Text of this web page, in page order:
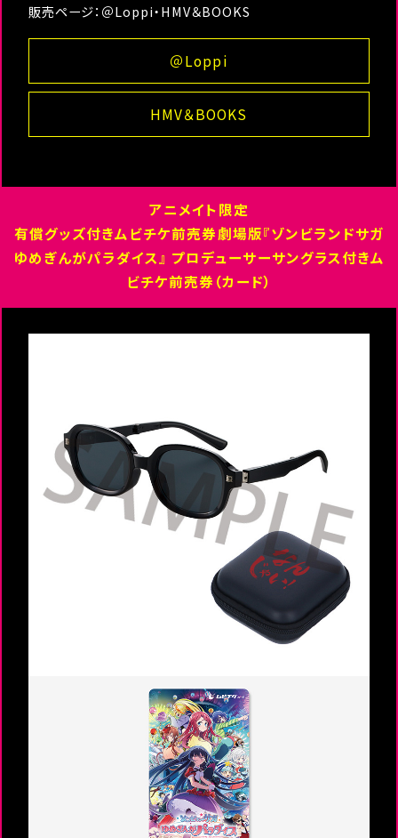
販売ページ：＠Loppi・HMV＆BOOKS
＠Loppi
HMV＆BOOKS
アニメイト限定
有償グッズ付きムビチケ前売券劇場版『ゾンビランドサガ
ゆめぎんがパラダイス』 プロデューサーサングラス付きム
ビチケ前売券（カード）